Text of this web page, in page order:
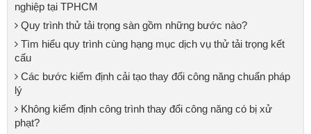
nghiệp tại TPHCM
Quy trình thử tải trọng sàn gồm những bước nào?
Tìm hiểu quy trình cùng hạng mục dịch vụ thử tải trọng kết
cấu
Các bước kiểm định cải tạo thay đổi công năng chuẩn pháp
lý
Không kiểm định công trình thay đổi công năng có bị xử
phạt?